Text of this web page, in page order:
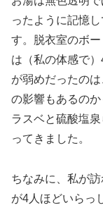
ったように記憶
す。脱衣室のボ
は（私の体感で
が弱めだったの
の影響もあるの
ラスベと硫酸塩
ってきました。
ちなみに、私が
が4人ほどいらっ